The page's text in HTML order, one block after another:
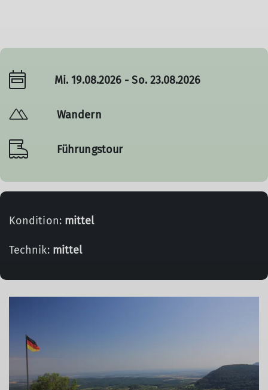
Mi. 19.08.2026 - So. 23.08.2026
Wandern
Führungstour
Kondition: mittel
Technik: mittel